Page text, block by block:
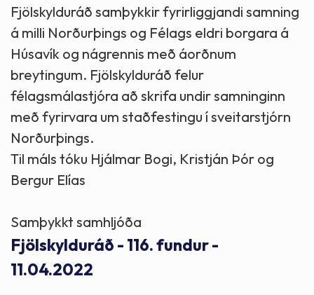
Fjölskylduráð samþykkir fyrirliggjandi samning
á milli Norðurþings og Félags eldri borgara á
Húsavík og nágrennis með áorðnum
breytingum. Fjölskylduráð felur
félagsmálastjóra að skrifa undir samninginn
með fyrirvara um staðfestingu í sveitarstjórn
Norðurþings.
Til máls tóku Hjálmar Bogi, Kristján Þór og
Bergur Elías
Samþykkt samhljóða
Fjölskylduráð - 116. fundur -
11.04.2022